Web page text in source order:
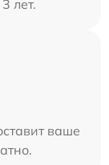
лет.
ваше